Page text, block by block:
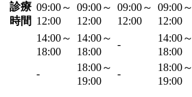
診療
時間
09:00～
12:00
09:00～
12:00
09:00～
12:00
09:00～
12:00
14:00～
18:00
14:00～
18:00
-
14:00～
18:00
-
18:00～
19:00
-
18:00～
19:00